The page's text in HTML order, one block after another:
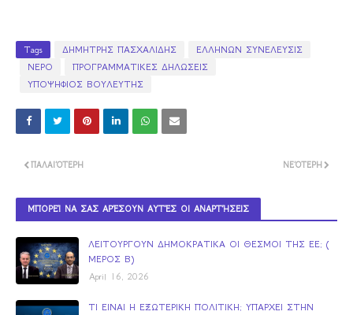
Tags ΔΗΜΗΤΡΗΣ ΠΑΣΧΑΛΙΔΗΣ
ΕΛΛΗΝΩΝ ΣΥΝΕΛΕΥΣΙΣ
ΝΕΡΟ
ΠΡΟΓΡΑΜΜΑΤΙΚΕΣ ΔΗΛΩΣΕΙΣ
ΥΠΟΨΗΦΙΟΣ ΒΟΥΛΕΥΤΗΣ
ΝΕΌΤΕΡΗ
ΠΑΛΑΙΌΤΕΡΗ
ΜΠΟΡΕΊ ΝΑ ΣΑΣ ΑΡΈΣΟΥΝ ΑΥΤΈΣ ΟΙ ΑΝΑΡΤΉΣΕΙΣ
ΛΕΙΤΟΥΡΓΟΥΝ ΔΗΜΟΚΡΑΤΙΚΑ ΟΙ ΘΕΣΜΟΙ ΤΗΣ ΕΕ; (
ΜΕΡΟΣ Β)
April 16, 2026
ΤΙ ΕΙΝΑΙ Η ΕΞΩΤΕΡΙΚΗ ΠΟΛΙΤΙΚΗ; ΥΠΑΡΧΕΙ ΣΤΗΝ